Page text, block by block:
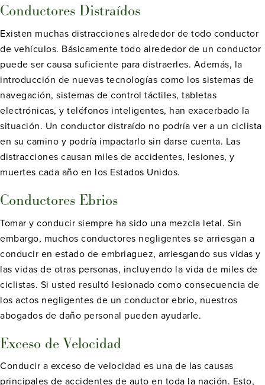
Conductores Distraídos
Existen muchas distracciones alrededor de todo conductor
de vehículos. Básicamente todo alrededor de un conductor
puede ser causa suficiente para distraerles. Además, la
introducción de nuevas tecnologías como los sistemas de
navegación, sistemas de control táctiles, tabletas
electrónicas, y teléfonos inteligentes, han exacerbado la
situación. Un conductor distraído no podría ver a un ciclista
en su camino y podría impactarlo sin darse cuenta. Las
distracciones causan miles de accidentes, lesiones, y
muertes cada año en los Estados Unidos.
Conductores Ebrios
Tomar y conducir siempre ha sido una mezcla letal. Sin
embargo, muchos conductores negligentes se arriesgan a
conducir en estado de embriaguez, arriesgando sus vidas y
las vidas de otras personas, incluyendo la vida de miles de
ciclistas. Si usted resultó lesionado como consecuencia de
los actos negligentes de un conductor ebrio, nuestros
abogados de daño personal pueden ayudarle.
Exceso de Velocidad
Conducir a exceso de velocidad es una de las causas
principales de accidentes de auto en toda la nación. Esto,